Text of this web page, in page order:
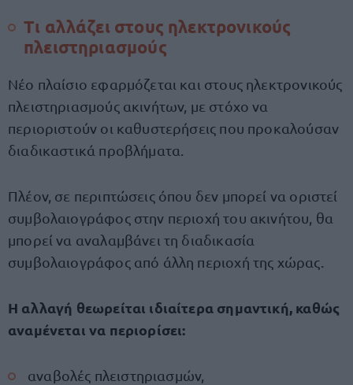
Τι αλλάζει στους ηλεκτρονικούς
πλειστηριασμούς
Νέο πλαίσιο εφαρμόζεται και στους ηλεκτρονικούς
πλειστηριασμούς ακινήτων, με στόχο να
περιοριστούν οι καθυστερήσεις που προκαλούσαν
διαδικαστικά προβλήματα.
Πλέον, σε περιπτώσεις όπου δεν μπορεί να οριστεί
συμβολαιογράφος στην περιοχή του ακινήτου, θα
μπορεί να αναλαμβάνει τη διαδικασία
συμβολαιογράφος από άλλη περιοχή της χώρας.
Η αλλαγή θεωρείται ιδιαίτερα σημαντική, καθώς
αναμένεται να περιορίσει:
αναβολές πλειστηριασμών,